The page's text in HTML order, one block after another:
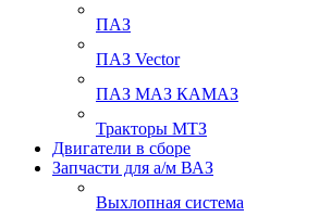
ПАЗ
ПАЗ Vector
ПАЗ МАЗ КАМАЗ
Тракторы МТЗ
Двигатели в сборе
Запчасти для а/м ВАЗ
Выхлопная система